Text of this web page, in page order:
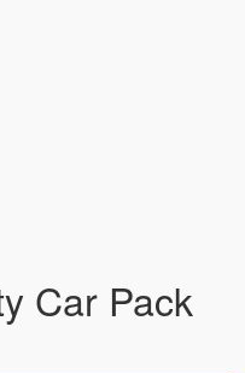
Car Pack